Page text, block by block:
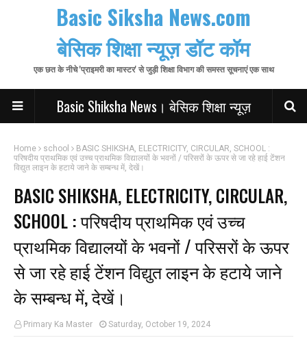
Basic Siksha News.com
बेसिक शिक्षा न्यूज़ डॉट कॉम
एक छत के नीचे 'प्राइमरी का मास्टर' से जुड़ी शिक्षा विभाग की समस्त सूचनाएं एक साथ
Basic Shiksha News। बेसिक शिक्षा न्यूज़
Home school
BASIC SHIKSHA, ELECTRICITY, CIRCULAR, SCHOOL :
परिषदीय प्राथमिक एवं उच्च प्राथमिक विद्यालयों के भवनों / परिसरों के ऊपर से जा रहे हाई टेंशन
विद्युत लाइन के हटाये जाने के सम्बन्ध में, देखें।
BASIC SHIKSHA, ELECTRICITY, CIRCULAR,
SCHOOL : परिषदीय प्राथमिक एवं उच्च
प्राथमिक विद्यालयों के भवनों / परिसरों के ऊपर
से जा रहे हाई टेंशन विद्युत लाइन के हटाये जाने
के सम्बन्ध में, देखें।
Primary Ka Master Saturday, October 19, 2024